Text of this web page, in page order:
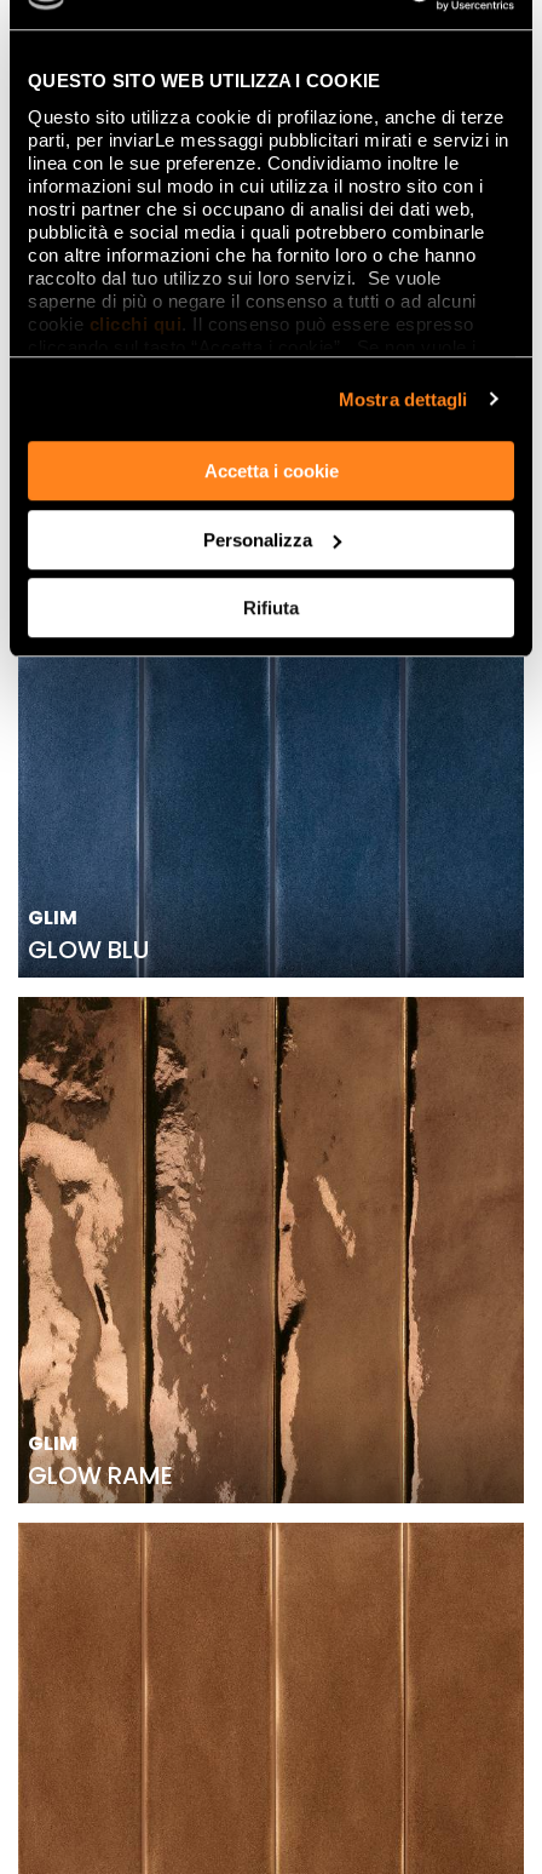
QUESTO SITO WEB UTILIZZA I COOKIE
Questo sito utilizza cookie di profilazione, anche di terze
parti, per inviarLe messaggi pubblicitari mirati e servizi in
linea con le sue preferenze. Condividiamo inoltre le
informazioni sul modo in cui utilizza il nostro sito con i
nostri partner che si occupano di analisi dei dati web,
pubblicità e social media i quali potrebbero combinarle
con altre informazioni che ha fornito loro o che hanno
raccolto dal tuo utilizzo sui loro servizi. Se vuole
saperne di più o negare il consenso a tutti o ad alcuni
cookie clicchi qui. Il consenso può essere espresso
Mostra dettagli
Accetta i cookie
Personalizza
Rifiuta
GLIM
GLOW BLU
GLIM
GLOW RAME